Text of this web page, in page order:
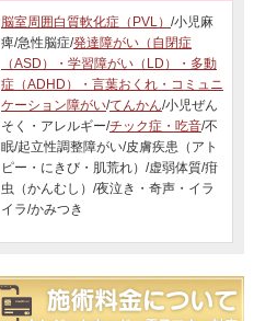
脳室周囲白質軟化症（PVL） /小児麻
痺/急性脳症/発達障がい（自閉症
（ASD）・学習障がい（LD）・多動
症（ADHD）・言葉おくれ・コミュニ
ケーション障がい/てんかん/小児ぜん
そく・アレルギー/チック症・吃音/不
眠/起立性調整障がい/皮膚疾患（アト
ピー・にきび・肌荒れ）/虚弱体質/疳
虫（かんむし）/夜泣き・奇声・イラ
イラ/かみつき